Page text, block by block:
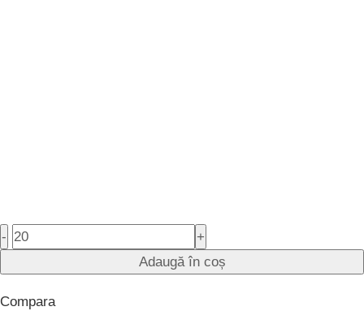
-
+
Adaugă în coș
Compara